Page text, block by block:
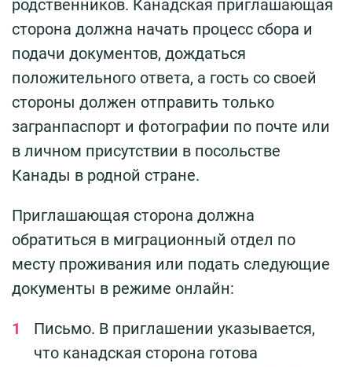
родственников. Канадская приглашающая
сторона должна начать процесс сбора и
подачи документов, дождаться
положительного ответа, а гость со своей
стороны должен отправить только
загранпаспорт и фотографии по почте или
в личном присутствии в посольстве
Канады в родной стране.
Приглашающая сторона должна
обратиться в миграционный отдел по
месту проживания или подать следующие
документы в режиме онлайн:
Письмо. В приглашении указывается,
что канадская сторона готова